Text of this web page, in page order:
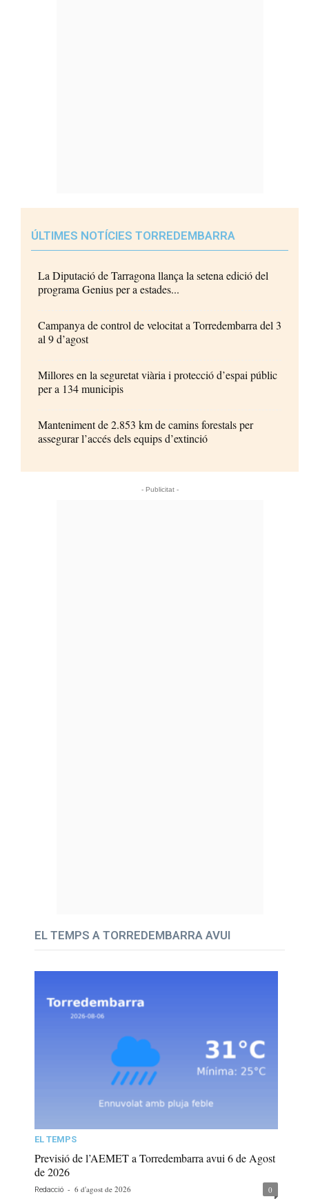
ÚLTIMES NOTÍCIES TORREDEMBARRA
La Diputació de Tarragona llança la setena edició del
programa Genius per a estades...
Campanya de control de velocitat a Torredembarra del 3
al 9 d’agost
Millores en la seguretat viària i protecció d’espai públic
per a 134 municipis
Manteniment de 2.853 km de camins forestals per
assegurar l’accés dels equips d’extinció
- Publicitat -
EL TEMPS A TORREDEMBARRA AVUI
EL TEMPS
Previsió de l’AEMET a Torredembarra avui 6 de Agost
de 2026
Redacció - 6 d'agost de 2026 0